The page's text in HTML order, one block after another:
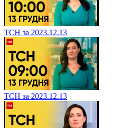
ТСН за 2023.12.13
ТСН за 2023.12.13